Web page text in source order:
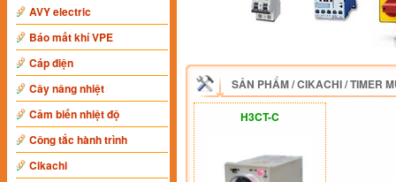
AVY electric
Báo mất khí VPE
Cáp điện
Cây nâng nhiệt
Cảm biến nhiệt độ
Công tắc hành trình
Cikachi
SẢN PHẨM/CIKACHI/TIMER
H3CT-C